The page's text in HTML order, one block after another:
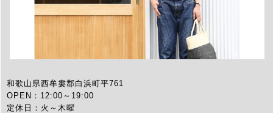
和歌山県西牟婁郡白浜町平761
OPEN：12:00～19:00
定休日：火～木曜